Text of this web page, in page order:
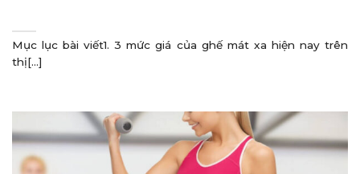
Mục lục bài viết1. 3 mức giá của ghế mát xa hiện nay trên
thị[...]